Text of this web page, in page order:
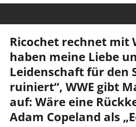
Ricochet rechnet mit
haben meine Liebe
Leidenschaft für den
ruiniert“, WWE gibt
auf: Wäre eine
Adam Copeland als